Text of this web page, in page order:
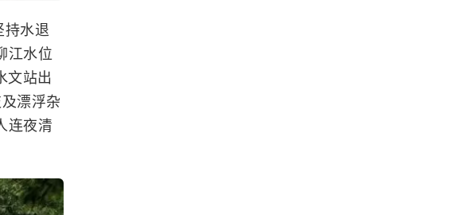
持水退
江水位
文站出
漂浮杂
连夜清